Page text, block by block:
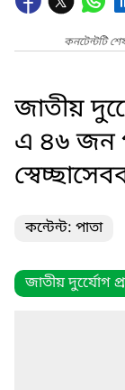
কনটেন্টটি
জাতীয়
এ ৪৬ জন
কন্টেন্ট: পাতা
জাতীয় দুর্যেোগ